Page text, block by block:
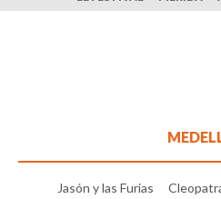
Jasón y las Furias